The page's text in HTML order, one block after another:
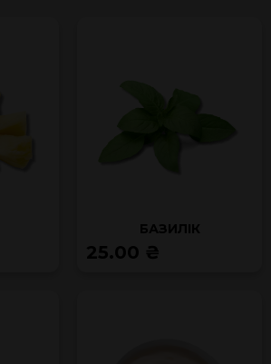
БАЗИЛІК
25.00 ₴